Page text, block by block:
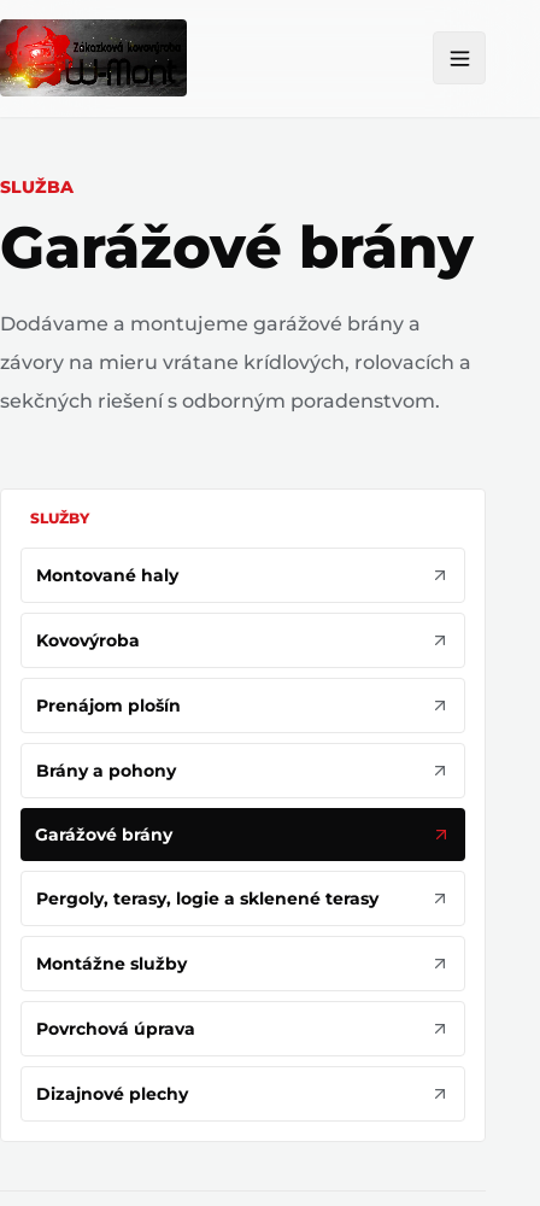
SLUŽBA
Garážové brány
Dodávame a montujeme garážové brány a
závory na mieru vrátane krídlových, rolovacích a
sekčných riešení s odborným poradenstvom.
SLUŽBY
Montované haly
Kovovýroba
Prenájom plošín
Brány a pohony
Garážové brány
Pergoly, terasy, logie a sklenené terasy
Montážne služby
Povrchová úprava
Dizajnové plechy